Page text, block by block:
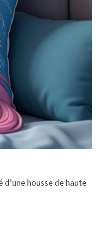
housse de haute